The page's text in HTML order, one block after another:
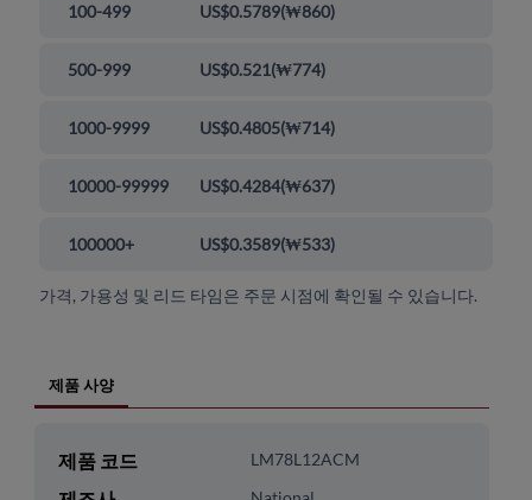
100-499 US$0.5789(₩860)
500-999 US$0.521(₩774)
1000-9999 US$0.4805(₩714)
10000-99999 US$0.4284(₩637)
100000+ US$0.3589(₩533)
가격, 가용성 및 리드 타임은 주문 시점에 확인될 수 있습니다.
제품 사양
제품 코드 LM78L12ACM